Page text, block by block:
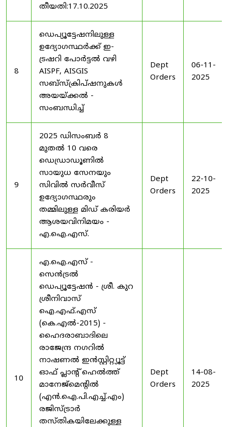
തീയതി:17.10.2025
8
ഡെപ്യൂട്ടേഷനിലുള്ള
ഉദ്യോഗസ്ഥർക്ക് ഇ-
ട്രഷറി പോർട്ടൽ വഴി
AISPF, AISGIS
സബ്‌സ്‌ക്രിപ്‌ഷനുകൾ
അയയ്ക്കൽ -
സംബന്ധിച്ച്
Dept
Orders
06-11-
2025
9
2025 ഡിസംബർ 8
മുതൽ 10 വരെ
ഡെഡ്രാഡൂണിൽ
സായുധ സേനയും
സിവിൽ സർവീസ്
ഉദ്യോഗസ്ഥരും
തമ്മിലുള്ള മിഡ് കരിയർ
ആശയവിനിമയം -
എ.ഐ.എസ്.
Dept
Orders
22-10-
2025
10
എ.ഐ.എസ് -
സെൻട്രൽ
ഡെപ്യൂട്ടേഷൻ - ശ്രീ. കുറ
ശ്രീനിവാസ്
ഐ.എഫ്.എസ്
(കെ.എൽ-2015) -
ഹൈദരാബാദിലെ
രാജേന്ദ്ര നഗറിൽ
നാഷണൽ ഇൻസ്റ്റിറ്റ്യൂട്ട്
ഓഫ് പ്ലാന്റ് ഹെൽത്ത്
മാനേജ്‌മെന്റിൽ
(എൻ.ഐ.പി.എച്ച്.എം)
രജിസ്ട്രാർ
തസ്തികയിലേക്കുള്ള
Dept
Orders
14-08-
2025